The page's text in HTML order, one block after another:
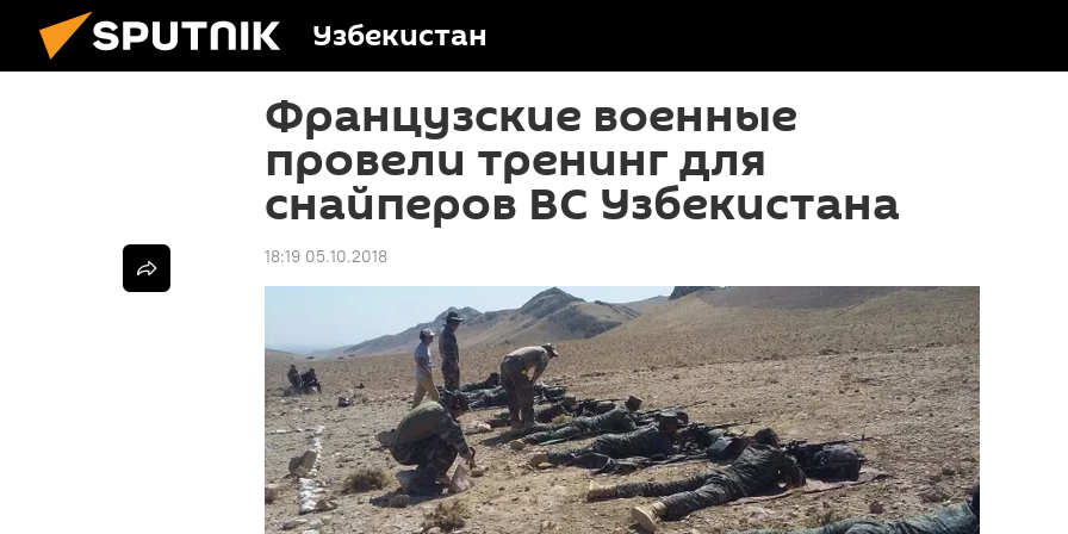
Узбекистан
Французские военные
провели тренинг для
снайперов ВС Узбекистана
18:19 05.10.2018